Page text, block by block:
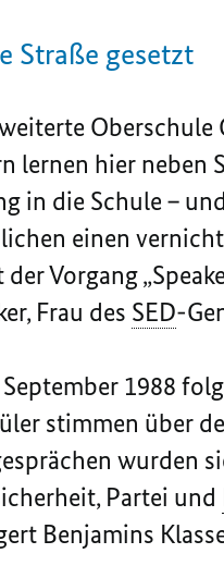
Straße gesetzt
lernen hier neben
in die Schule –
einen
der Vorgang „
Frau des SED-
1988
stimmen über
wurden
Partei und
Benjamins